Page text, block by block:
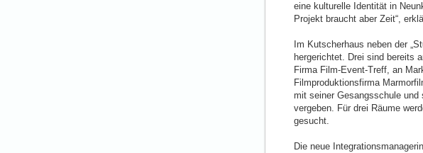
eine kulturelle Identität in
Projekt braucht aber Zeit“,
Im Kutscherhaus neben der
hergerichtet. Drei sind bereits
Firma Film-Event-Treff, an
Filmproduktionsfirma
mit seiner Gesangsschule und
vergeben. Für drei Räume
gesucht.
Die neue